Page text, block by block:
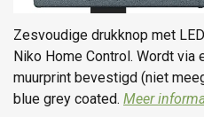
Zesvoudige drukknop met
Niko Home Control. Wordt via
muurprint bevestigd (niet
blue grey coated. Meer